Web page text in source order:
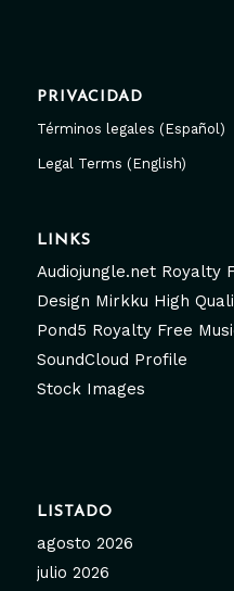
PRIVACIDAD
Términos legales (Español)
Legal Terms (English)
LINKS
Audiojungle.net Royalty
Design Mirkku High
Pond5 Royalty Free
SoundCloud Profile
Stock Images
LISTADO
agosto 2026
julio 2026